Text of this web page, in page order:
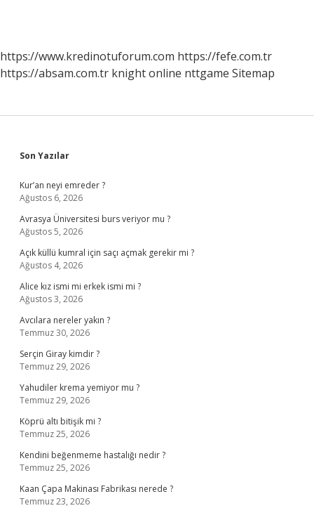
https://www.kredinotuforum.com https://fefe.com.tr
https://absam.com.tr knight online nttgame Sitemap
Sidebar
Son Yazılar
Kur’an neyi emreder ?
Ağustos 6, 2026
Avrasya Üniversitesi burs veriyor mu ?
Ağustos 5, 2026
Açık küllü kumral için saçı açmak gerekir mi ?
Ağustos 4, 2026
Alice kız ismi mi erkek ismi mi ?
Ağustos 3, 2026
Avcılara nereler yakın ?
Temmuz 30, 2026
Serçin Giray kimdir ?
Temmuz 29, 2026
Yahudiler krema yemiyor mu ?
Temmuz 29, 2026
Köprü altı bitişik mi ?
Temmuz 25, 2026
Kendini beğenmeme hastalığı nedir ?
Temmuz 25, 2026
Kaan Çapa Makinası Fabrikası nerede ?
Temmuz 23, 2026